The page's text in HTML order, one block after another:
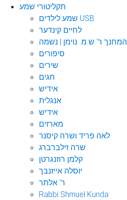
תקליטורי שמע
שמע לילדים USB
לחיים קינדער
המחנך ר' ש.מ. נוימן | נשמה
סיפורים
שירים
חגים
אידיש
אנגלית
אידיש
מארזים
לאה פריד ושרה קיסנר
שרה זילברברג
קלמן רוזנגרטן
יוסלה אייזנבך
ר' אלתר
Rabbi Shmuel Kunda